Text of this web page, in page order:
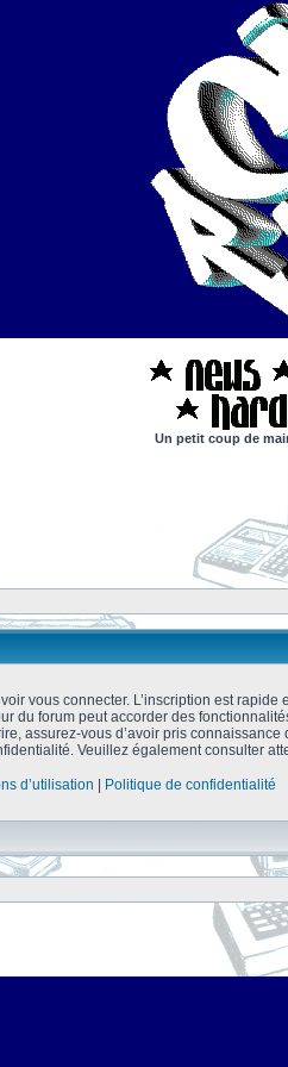
Un petit coup de
vous connecter. L’inscription est rapide
du forum peut accorder des
assurez-vous d’avoir pris connaissance
Veuillez également consulter
d’utilisation
Politique de confidentialité